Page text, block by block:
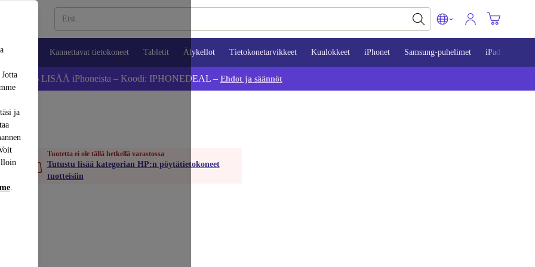
ja
.
Kannettavat tietokoneet Tabletit Älykellot Tietokonetarvikkeet Kuulokkeet iPhonet Samsung-puhelimet iPadit
5 % LISÄÄ iPhoneista – Koodi: IPHONEDEAL – Ehdot ja säännöt
Tuotetta ei ole tällä hetkellä varastossa
Tutustu lisää kategorian HP:n pöytätietokoneet
tuotteisiin